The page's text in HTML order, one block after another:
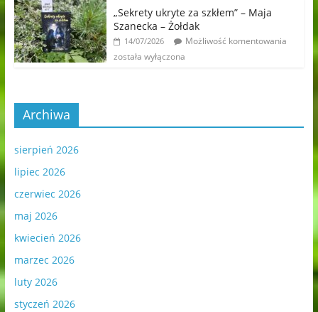
„Sekrety ukryte za szkłem” – Maja
Szanecka – Żołdak
14/07/2026
Możliwość komentowania
została wyłączona
Archiwa
sierpień 2026
lipiec 2026
czerwiec 2026
maj 2026
kwiecień 2026
marzec 2026
luty 2026
styczeń 2026